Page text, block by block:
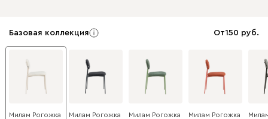
Базовая коллекция От150
Милам Рогожка
Милам Рогожка
Милам Рогожка
Милам Рогожка